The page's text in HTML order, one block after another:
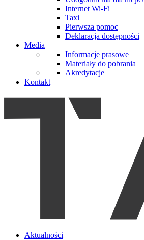
Internet Wi-Fi
Taxi
Pierwsza pomoc
Deklaracja dostępności
Media
Informacje prasowe
Materiały do pobrania
Akredytacje
Kontakt
Aktualności